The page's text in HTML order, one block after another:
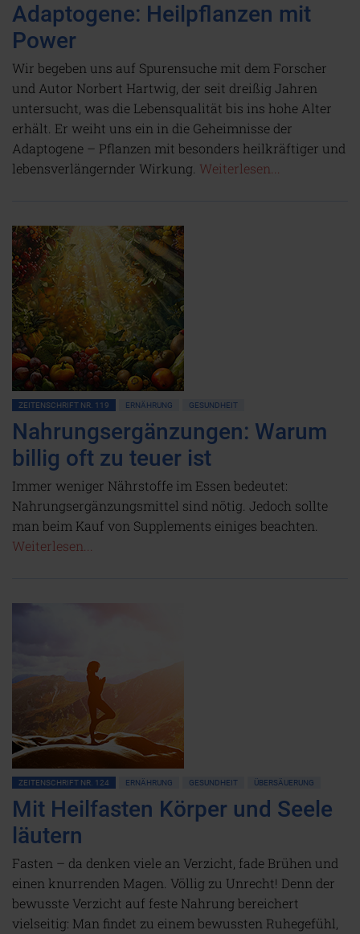
Adaptogene: Heilpflanzen mit
Power
Wir begeben uns auf Spurensuche mit dem Forscher
und Autor Norbert Hartwig, der seit dreißig Jahren
untersucht, was die Lebensqualität bis ins hohe Alter
erhält. Er weiht uns ein in die Geheimnisse der
Adaptogene – Pflanzen mit besonders heilkräftiger und
lebensverlängernder Wirkung. Weiterlesen...
ZEITENSCHRIFT NR. 119 ERNÄHRUNG GESUNDHEIT
Nahrungsergänzungen: Warum
billig oft zu teuer ist
Immer weniger Nährstoffe im Essen bedeutet:
Nahrungsergänzungsmittel sind nötig. Jedoch sollte
man beim Kauf von Supplements einiges beachten.
Weiterlesen...
ZEITENSCHRIFT NR. 124 ERNÄHRUNG GESUNDHEIT ÜBERSÄUERUNG
Mit Heilfasten Körper und Seele
läutern
Fasten – da denken viele an Verzicht, fade Brühen und
einen knurrenden Magen. Völlig zu Unrecht! Denn der
bewusste Verzicht auf feste Nahrung bereichert
vielseitig: Man findet zu einem bewussten Ruhegefühl,